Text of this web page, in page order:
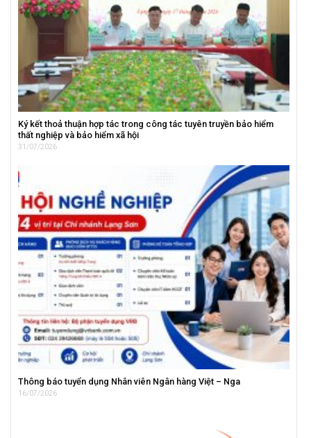
Ký kết thoả thuận hợp tác trong công tác tuyên truyền bảo hiểm
thất nghiệp và bảo hiểm xã hội
31/07/2026
Thông báo tuyển dụng Nhân viên Ngân hàng Việt – Nga
16/07/2026